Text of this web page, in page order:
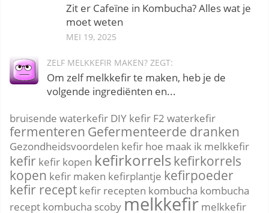
Zit er Cafeïne in Kombucha? Alles wat je
moet weten
MEI 19, 2025
ZELF MELKKEFIR MAKEN? ZEGT:
Om zelf melkkefir te maken, heb je de
volgende ingrediënten en...
bruisende waterkefir DIY kefir F2 waterkefir
fermenteren Gefermenteerde dranken
Gezondheidsvoordelen kefir hoe maak ik melkkefir
kefir kefir kopen kefirkorrelskefirkorrels
kopen kefir maken kefirplantje kefirpoeder
kefir recept kefir recepten kombucha kombucha
recept kombucha scoby melkkefir melkkefir